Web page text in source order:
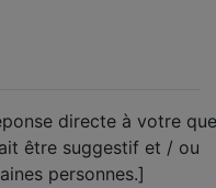
directe à votre
être suggestif et / ou
personnes.]